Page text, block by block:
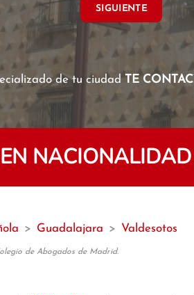
SIGUIENTE
de tu ciudad TE
> Guadalajara > Valdesotos
de Abogados de Madrid.